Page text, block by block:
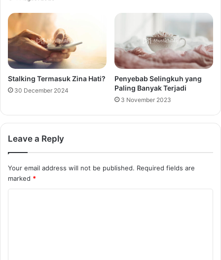
Stalking Termasuk Zina Hati?
30 December 2024
Penyebab Selingkuh yang
Paling Banyak Terjadi
3 November 2023
Leave a Reply
Your email address will not be published. Required fields are
marked *